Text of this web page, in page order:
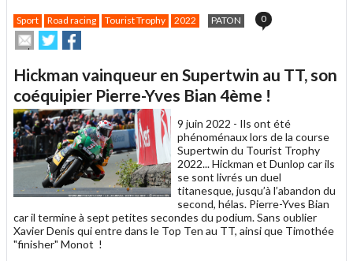
Sport Road racing Tourist Trophy 2022 PATON 0
Envoyer
cet
à
un
ami
Partager
sur
sur
Hickman vainqueur en Supertwin au TT, son
coéquipier Pierre-Yves Bian 4ème !
9 juin 2022 - Ils ont été
phénoménaux lors de la course
Supertwin du Tourist Trophy
2022... Hickman et Dunlop car ils
se sont livrés un duel
titanesque, jusqu’à l’abandon du
second, hélas. Pierre-Yves Bian
car il termine à sept petites secondes du podium. Sans oublier
Xavier Denis qui entre dans le Top Ten au TT, ainsi que Timothée
"finisher" Monot !